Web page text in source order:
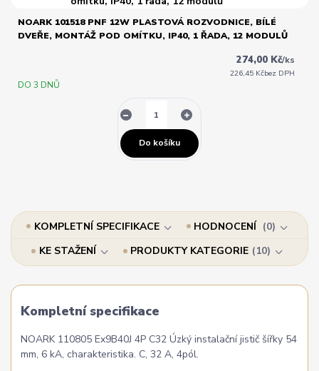
NOARK 101518 PNF 12W PLASTOVÁ ROZVODNICE, BÍLÉ
DVEŘE, MONTÁŽ POD OMÍTKU, IP40, 1 ŘADA, 12 MODULŮ
274,00 Kč/ks
226,45 Kčbez DPH
DO 3 DNŮ
Do košíku
KOMPLETNÍ SPECIFIKACE HODNOCENÍ
0
KE STAŽENÍ
PRODUKTY KATEGORIE 10
Kompletní specifikace
NOARK 110805 Ex9B40J 4P C32 Úzký instalační jistič šířky 54
mm, 6 kA, charakteristika. C, 32 A, 4pól.